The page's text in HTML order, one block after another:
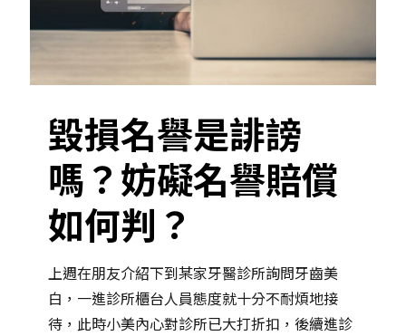
毀損名譽是誹謗
嗎？妨礙名譽賠償
如何判？
上週在朋友介紹下到某家牙醫診所詢問牙齒美
白，一進診所櫃台人員態度就十分不耐煩地接
待，此時小美內心對診所已大打折扣，後續進診